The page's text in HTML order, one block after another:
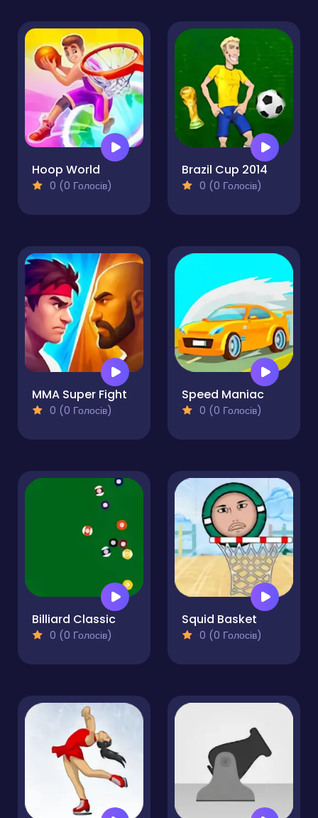
Hoop World
0 (0 Голосів)
Brazil Cup 2014
0 (0 Голосів)
MMA Super Fight
0 (0 Голосів)
Speed Maniac
0 (0 Голосів)
Billiard Classic
0 (0 Голосів)
Squid Basket
0 (0 Голосів)